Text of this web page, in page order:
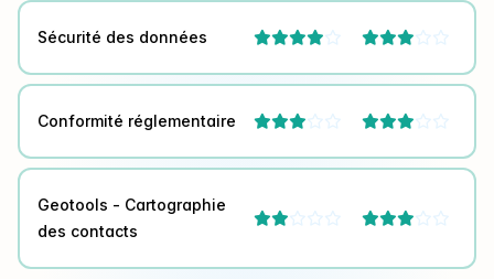
Sécurité des données  
Conformité réglementaire  
Geotools - Cartographie
des contacts
 